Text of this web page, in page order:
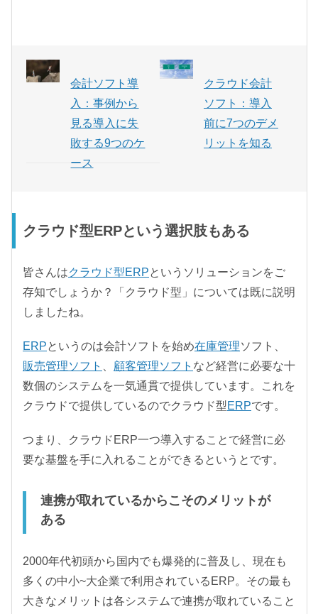
会計ソフト導
入：事例から
見る導入に失
敗する9つのケ
ース
クラウド会計
ソフト：導入
前に7つのデメ
リットを知る
クラウド型ERPという選択肢もある
皆さんはクラウド型ERPというソリューションをご
存知でしょうか？「クラウド型」については既に説明
しましたね。
ERPというのは会計ソフトを始め在庫管理ソフト、
販売管理ソフト
顧客管理ソフト など経営に必要な十
数個のシステムを一気通貫で提供しています。これを
クラウドで提供しているのでクラウド型ERPです。
つまり、クラウドERP一つ導入することで経営に必
要な基盤を手に入れることができるというとです。
連携が取れているからこそのメリットが
ある
2000年代初頭から国内でも爆発的に普及し、現在も
多くの中小~大企業で利用されているERP。その最も
大きなメリットは各システムで連携が取れていること